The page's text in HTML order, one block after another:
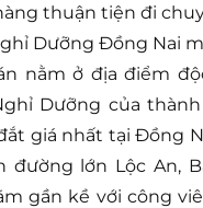
thuận tiện đi
Dưỡng Đồng Nai
nằm ở địa điểm
Dưỡng của
giá nhất tại Đồng
đường lớn Lộc An,
gần kề với công